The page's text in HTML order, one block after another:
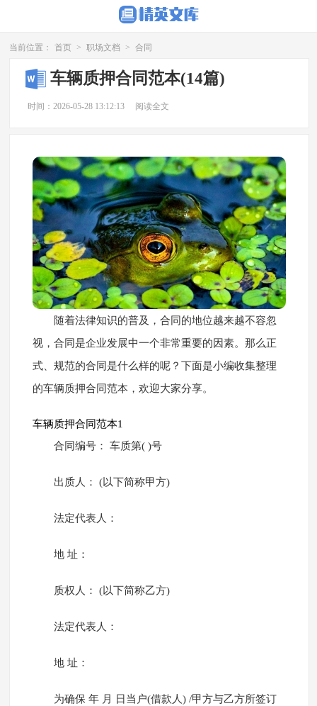
当前位置： 首页 > 职场文档 > 合同
车辆质押合同范本(14篇)
时间：2026-05-28 13:12:13 阅读全文
随着法律知识的普及，合同的地位越来越不容忽
视，合同是企业发展中一个非常重要的因素。那么正
式、规范的合同是什么样的呢？下面是小编收集整理
的车辆质押合同范本，欢迎大家分享。
车辆质押合同范本1
合同编号： 车质第( )号
出质人： (以下简称甲方)
法定代表人：
地 址：
质权人： (以下简称乙方)
法定代表人：
地 址：
为确保 年 月 日当户(借款人) /甲方与乙方所签订